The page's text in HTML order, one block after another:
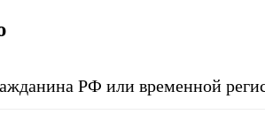
РФ или временной